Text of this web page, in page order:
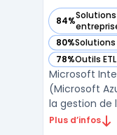
84%
— voir
80%
— voir
78%Outils
— voir
Microsoft
(Microsoft
la gestion de
limiter la
Plus d’infos